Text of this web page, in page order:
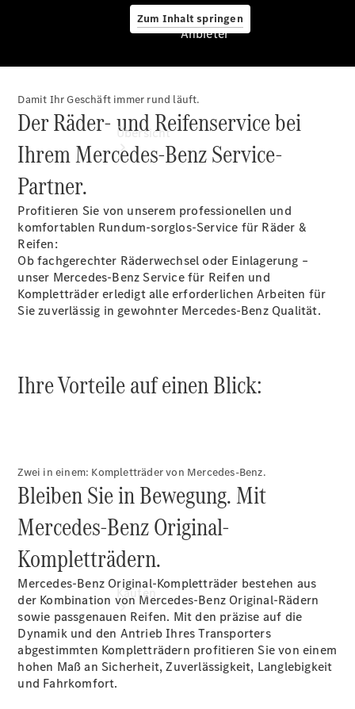
Zum Inhalt springen
Anbieter
Übersicht
Startseite
Ansprechpartner
finden
Probefahrt
Servicetermin
vereinbaren
Kaufen
Anbieter
Damit Ihr Geschäft immer rund läuft.
Der Räder- und Reifenservice bei
Ihrem Mercedes-Benz Service-
Partner.
Profitieren Sie von unserem professionellen und
komfortablen Rundum-sorglos-Service für Räder &
Reifen:
Ob fachgerechter Räderwechsel oder Einlagerung –
unser Mercedes-Benz Service für Reifen und
Kompletträder erledigt alle erforderlichen Arbeiten für
Sie zuverlässig in gewohnter Mercedes-Benz Qualität.
Ihre Vorteile auf einen Blick:
Zwei in einem: Kompletträder von Mercedes-Benz.
Bleiben Sie in Bewegung. Mit
Mercedes-Benz Original-
Kompletträdern.
Mercedes-Benz Original-Kompletträder bestehen aus
der Kombination von Mercedes-Benz Original-Rädern
sowie passgenauen Reifen. Mit den präzise auf die
Dynamik und den Antrieb Ihres Transporters
abgestimmten Kompletträdern profitieren Sie von einem
hohen Maß an Sicherheit, Zuverlässigkeit, Langlebigkeit
und Fahrkomfort.